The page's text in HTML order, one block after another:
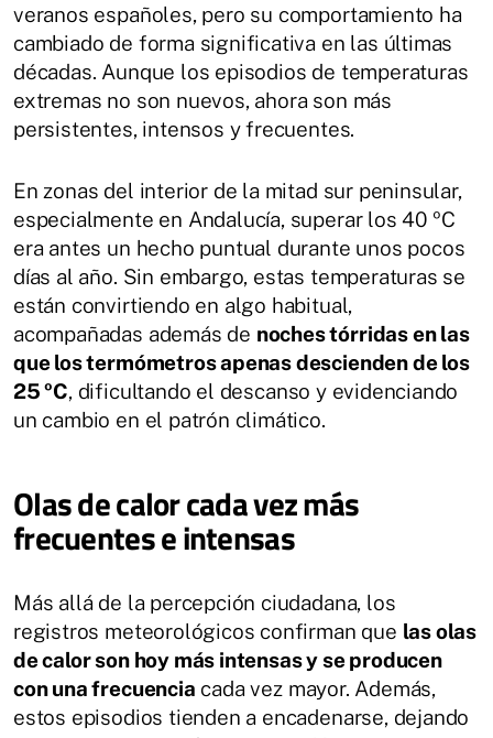
veranos españoles, pero su comportamiento ha
cambiado de forma significativa en las últimas
décadas. Aunque los episodios de temperaturas
extremas no son nuevos, ahora son más
persistentes, intensos y frecuentes.
En zonas del interior de la mitad sur peninsular,
especialmente en Andalucía, superar los 40 ºC
era antes un hecho puntual durante unos pocos
días al año. Sin embargo, estas temperaturas se
están convirtiendo en algo habitual,
acompañadas además de noches tórridas en las
que los termómetros apenas descienden de los
25 ºC, dificultando el descanso y evidenciando
un cambio en el patrón climático.
Olas de calor cada vez más
frecuentes e intensas
Más allá de la percepción ciudadana, los
registros meteorológicos confirman que las olas
de calor son hoy más intensas y se producen
con una frecuencia cada vez mayor. Además,
estos episodios tienden a encadenarse, dejando